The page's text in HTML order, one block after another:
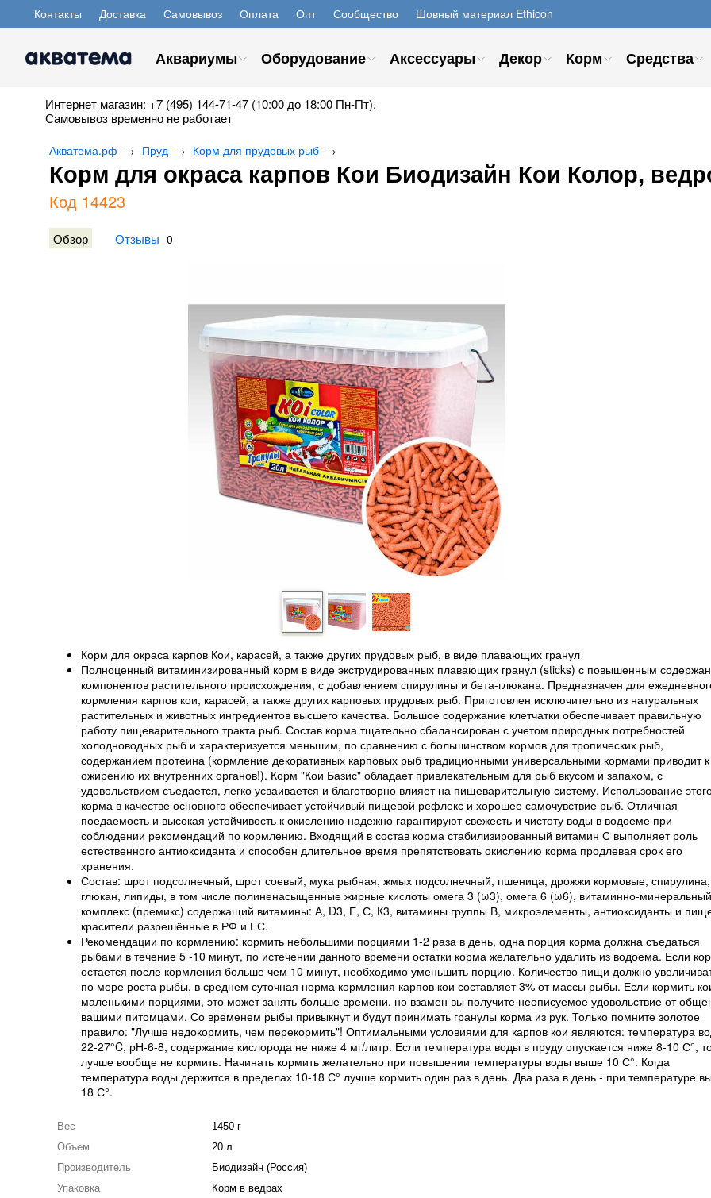
Контакты Доставка Самовывоз Оплата Опт Сообщество Шовный материал Ethicon
Аквариумы Оборудование Аксессуары Декор Корм Средства
Интернет магазин: +7 (495) 144-71-47 (10:00 до 18:00 Пн-Пт).
Самовывоз временно не работает
Акватема.рф → Пруд → Корм для прудовых рыб →
Корм для окраса карпов Кои Биодизайн Кои Колор,
Код 14423
Обзор Отзывы 0
Корм для окраса карпов Кои, карасей, а также других прудовых рыб, в виде плавающих гранул
Полноценный витаминизированный корм в виде экструдированных плавающих гранул (sticks) с повышенным
компонентов растительного происхождения, с добавлением спирулины и бета-глюкана. Предназначен для
кормления карпов кои, карасей, а также других карповых прудовых рыб. Приготовлен исключительно из натуральных
растительных и животных ингредиентов высшего качества. Большое содержание клетчатки обеспечивает правильную
работу пищеварительного тракта рыб. Состав корма тщательно сбалансирован с учетом природных потребностей
холодноводных рыб и характеризуется меньшим, по сравнению с большинством кормов для тропических рыб,
содержанием протеина (кормление декоративных карповых рыб традиционными универсальными кормами приводит к
ожирению их внутренних органов!). Корм "Кои Базис" обладает привлекательным для рыб вкусом и запахом, с
удовольствием съедается, легко усваивается и благотворно влияет на пищеварительную систему. Использование
корма в качестве основного обеспечивает устойчивый пищевой рефлекс и хорошее самочувствие рыб. Отличная
поедаемость и высокая устойчивость к окислению надежно гарантируют свежесть и чистоту воды в водоеме при
соблюдении рекомендаций по кормлению. Входящий в состав корма стабилизированный витамин С выполняет роль
естественного антиоксиданта и способен длительное время препятствовать окислению корма продлевая срок его
хранения.
Состав: шрот подсолнечный, шрот соевый, мука рыбная, жмых подсолнечный, пшеница, дрожжи кормовые,
глюкан, липиды, в том числе полиненасыщенные жирные кислоты омега 3 (ω3), омега 6 (ω6), витаминно-минеральный
комплекс (премикс) содержащий витамины: А, D3, Е, С, К3, витамины группы В, микроэлементы, антиоксиданты и
красители разрешённые в РФ и ЕС.
Рекомендации по кормлению: кормить небольшими порциями 1-2 раза в день, одна порция корма должна съедаться
рыбами в течение 5 -10 минут, по истечении данного времени остатки корма желательно удалить из водоема. Если
остается после кормления больше чем 10 минут, необходимо уменьшить порцию. Количество пищи должно
по мере роста рыбы, в среднем суточная норма кормления карпов кои составляет 3% от массы рыбы. Если кормить
маленькими порциями, это может занять больше времени, но взамен вы получите неописуемое удовольствие от
вашими питомцами. Со временем рыбы привыкнут и будут принимать гранулы корма из рук. Только помните золотое
правило: "Лучше недокормить, чем перекормить"! Оптимальными условиями для карпов кои являются: температура
22-27°C, рН-6-8, содержание кислорода не ниже 4 мг/литр. Если температура воды в пруду опускается ниже 8-10 С°,
лучше вообще не кормить. Начинать кормить желательно при повышении температуры воды выше 10 С°. Когда
температура воды держится в пределах 10-18 С° лучше кормить один раз в день. Два раза в день - при температуре
18 С°.
Вес
1450 г
Объем
20 л
Производитель
Биодизайн (Россия)
Упаковка
Корм в ведрах